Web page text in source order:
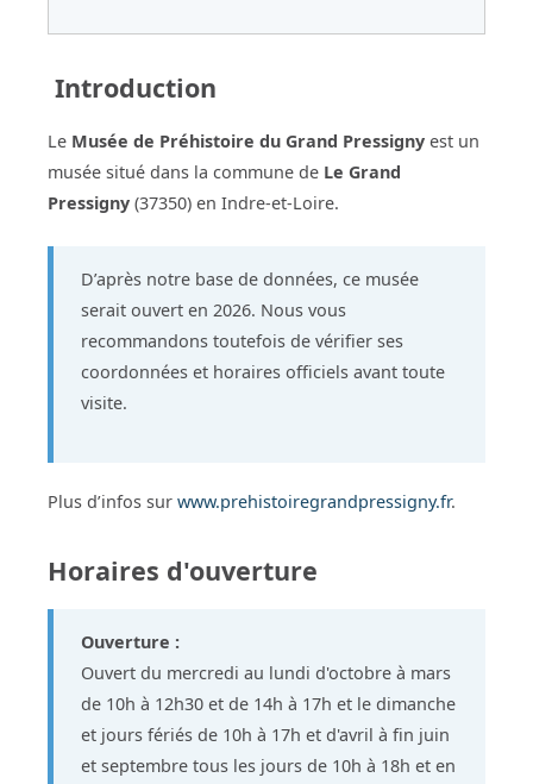
Introduction
Le Musée de Préhistoire du Grand Pressigny est un
musée situé dans la commune de Le Grand
Pressigny (37350) en Indre-et-Loire.
D’après notre base de données, ce musée
serait ouvert en 2026. Nous vous
recommandons toutefois de vérifier ses
coordonnées et horaires officiels avant toute
visite.
Plus d’infos sur www.prehistoiregrandpressigny.fr.
Horaires d'ouverture
Ouverture :
Ouvert du mercredi au lundi d'octobre à mars
de 10h à 12h30 et de 14h à 17h et le dimanche
et jours fériés de 10h à 17h et d'avril à fin juin
et septembre tous les jours de 10h à 18h et en